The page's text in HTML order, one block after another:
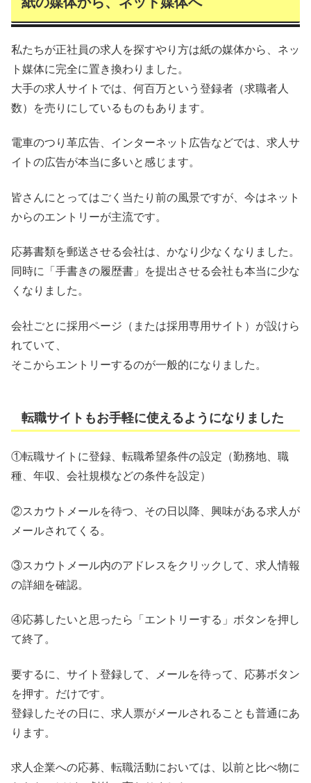
私たちが正社員の求人を探すやり方は紙の媒体から、ネッ
ト媒体に完全に置き換わりました。
大手の求人サイトでは、何百万という登録者（求職者人
数）を売りにしているものもあります。
電車のつり革広告、インターネット広告などでは、求人サ
イトの広告が本当に多いと感じます。
皆さんにとってはごく当たり前の風景ですが、今はネット
からのエントリーが主流です。
応募書類を郵送させる会社は、かなり少なくなりました。
同時に「手書きの履歴書」を提出させる会社も本当に少な
くなりました。
会社ごとに採用ページ（または採用専用サイト）が設けら
れていて、
そこからエントリーするのが一般的になりました。
転職サイトもお手軽に使えるようになりました
①転職サイトに登録、転職希望条件の設定（勤務地、職
種、年収、会社規模などの条件を設定）
②スカウトメールを待つ、その日以降、興味がある求人が
メールされてくる。
③スカウトメール内のアドレスをクリックして、求人情報
の詳細を確認。
④応募したいと思ったら「エントリーする」ボタンを押し
て終了。
要するに、サイト登録して、メールを待って、応募ボタン
を押す。だけです。
登録したその日に、求人票がメールされることも普通にあ
ります。
求人企業への応募、転職活動においては、以前と比べ物に